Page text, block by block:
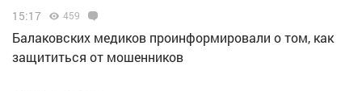
15:17 459
Балаковских медиков проинформировали о том, как
защититься от мошенников